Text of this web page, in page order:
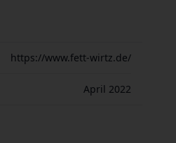
https://www.fett-wirtz.de/
April 2022